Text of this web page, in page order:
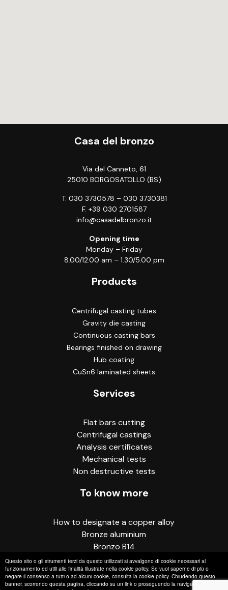
Questo sito o gli strumenti terzi da questo utilizzati si avvalgono di cookie necessari al
funzionamento ed utili alle finalità illustrate nella cookie policy. Se vuoi saperne di più o
negare il consenso a tutti o ad alcuni cookie, consulta la cookie policy. Chiudendo questo
banner, scorrendo questa pagina, cliccando su un link o proseguendo la navigazione in altra
Casa del bronzo
Via del Canneto, 61
25010 BORGOSATOLLO (BS)
T. 030 3730578 – 030 3730381
F. +39 030 2701587
info@casadelbronzo.it
Opening time
Monday – Friday
8.00/12.00 am – 1.30/5.00 pm
Products
Centrifugal casting tubes
Gravity die casting
Continuous casting bars
Bearings finished on drawing
Hub coating
CuSn6 laminated sheets
Services
Flat bars cutting
Centrifugal castings
Analysis certificates
Mechanical tests
Non destructive tests
To know more
How to designate a copper alloy
Bronze aluminium
Bronzo B14
Terms and conditions of sale